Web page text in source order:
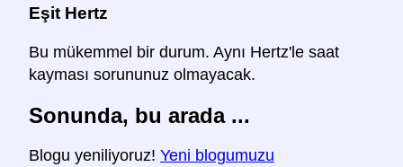
Eşit Hertz
Bu mükemmel bir durum. Aynı Hertz'le saat
kayması sorununuz olmayacak.
Sonunda, bu arada ...
Blogu yeniliyoruz! Yeni blogumuzu